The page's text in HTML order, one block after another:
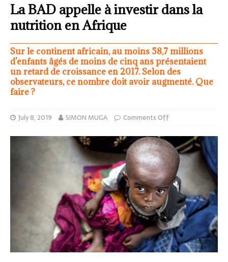
La BAD appelle à investir dans la
nutrition en Afrique
Sur le continent africain, au moins 58,7 millions
d’enfants âgés de moins de cinq ans présentaient
un retard de croissance en 2017. Selon des
observateurs, ce nombre doit avoir augmenté. Que
faire ?
July 8, 2019 SIMON MUGA Comments Off